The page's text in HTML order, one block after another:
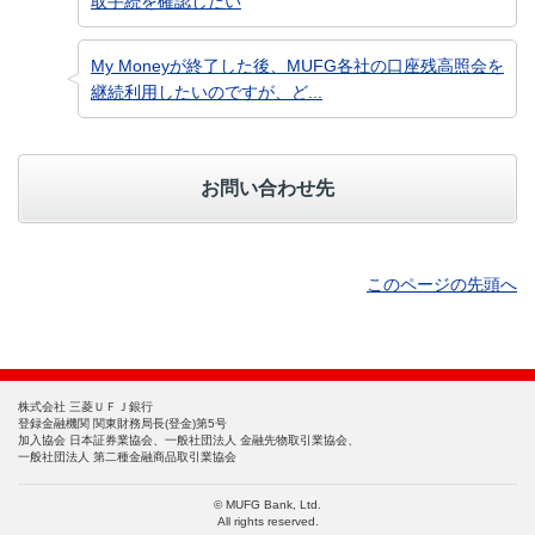
My Moneyが終了した後、MUFG各社の口座残高照会を
継続利用したいのですが、ど...
お問い合わせ先
このページの先頭へ
株式会社 三菱ＵＦＪ銀行
登録金融機関 関東財務局長(登金)第5号
加入協会 日本証券業協会、一般社団法人 金融先物取引業協会、
一般社団法人 第二種金融商品取引業協会
© MUFG Bank, Ltd.
All rights reserved.